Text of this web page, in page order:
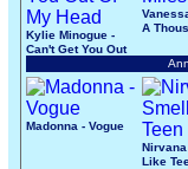
Kylie Minogue -
Can't Get You Out
A
Madonna - Vogue
Like